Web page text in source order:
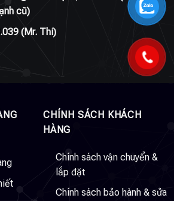
cũ)
(Mr. Thi)
CHÍNH SÁCH KHÁCH
HÀNG
Chính sách vận chuyển &
lắp đặt
Chính sách bảo hành & sửa